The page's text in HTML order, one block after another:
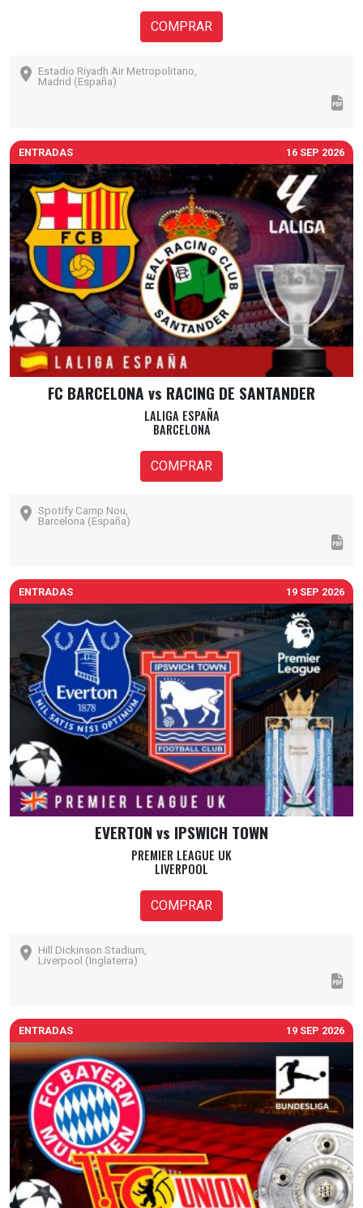
COMPRAR
Estadio Riyadh Air Metropolitano,
Madrid (España)
ENTRADAS 16 SEP 2026
FC BARCELONA vs RACING DE SANTANDER
LALIGA ESPAÑA
BARCELONA
COMPRAR
Spotify Camp Nou,
Barcelona (España)
ENTRADAS 19 SEP 2026
EVERTON vs IPSWICH TOWN
PREMIER LEAGUE UK
LIVERPOOL
COMPRAR
Hill Dickinson Stadium,
Liverpool (Inglaterra)
ENTRADAS 19 SEP 2026